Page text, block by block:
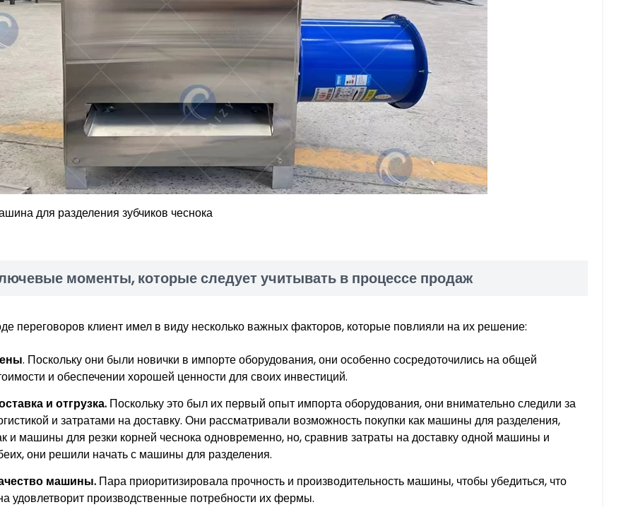
для разделения зубчиков чеснока
моменты, которые следует учитывать в процессе продаж
переговоров клиент имел в виду несколько важных факторов, которые повлияли на их решение:
. Поскольку они были новички в импорте оборудования, они особенно сосредоточились на общей
и обеспечении хорошей ценности для своих инвестиций.
и отгрузка. Поскольку это был их первый опыт импорта оборудования, они внимательно следили за
и затратами на доставку. Они рассматривали возможность покупки как машины для разделения,
и машины для резки корней чеснока одновременно, но, сравнив затраты на доставку одной машины и
они решили начать с машины для разделения.
машины. Пара приоритизировала прочность и производительность машины, чтобы убедиться, что
удовлетворит производственные потребности их фермы.